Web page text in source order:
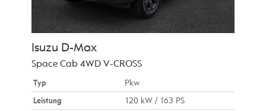
Isuzu D-Max
Space Cab 4WD V-CROSS
Typ
Pkw
Leistung
120 kW / 163 PS